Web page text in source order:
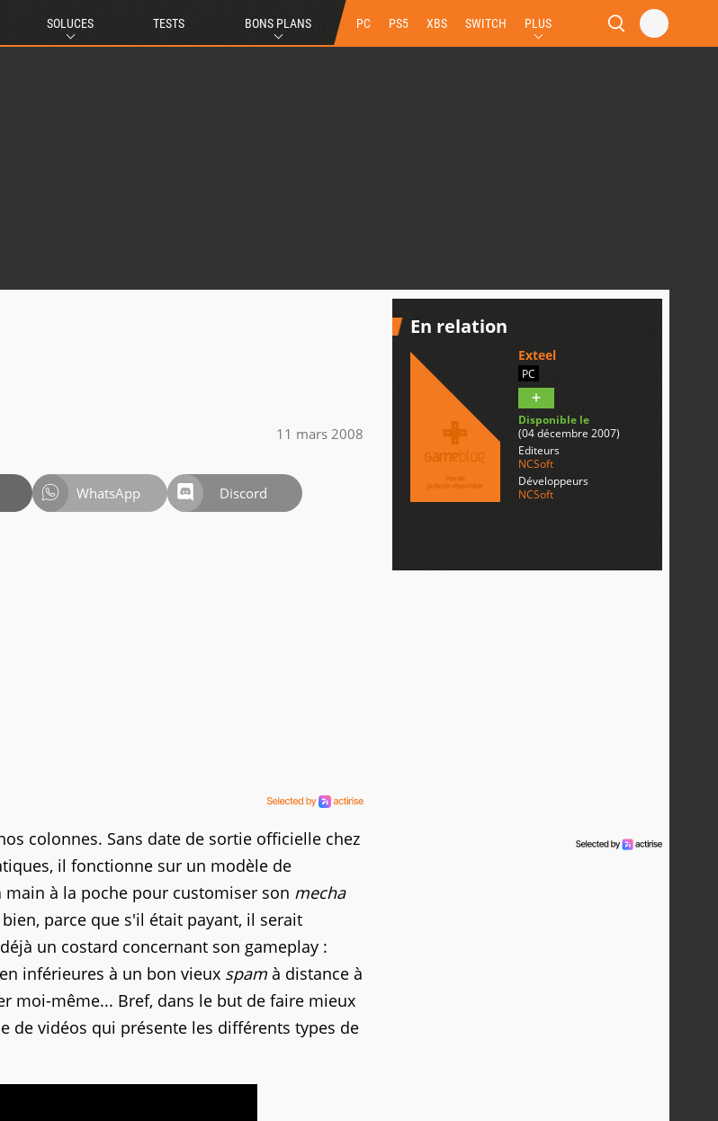
SOLUCES TESTS BONS PLANS PC PS5 XBS SWITCH PLUS
11 mars 2008
WhatsApp Discord
colonnes. Sans date de sortie officielle chez
il fonctionne sur un modèle de
à la poche pour customiser son mecha
parce que s'il était payant, il serait
un costard concernant son gameplay :
inférieures à un bon vieux spam à distance à
moi-même... Bref, dans le but de faire mieux
de vidéos qui présente les différents types de
En relation
Exteel
PC
Disponible le
(04 décembre 2007)
Editeurs
NCSoft
Développeurs
NCSoft